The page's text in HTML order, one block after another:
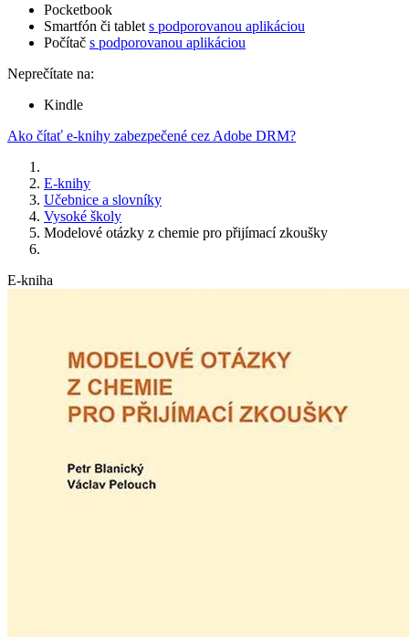
Pocketbook
Smartfón či tablet s podporovanou aplikáciou
Počítač s podporovanou aplikáciou
Neprečítate na:
Kindle
Ako čítať e-knihy zabezpečené cez Adobe DRM?
E-knihy
Učebnice a slovníky
Vysoké školy
Modelové otázky z chemie pro přijímací zkoušky
E-kniha